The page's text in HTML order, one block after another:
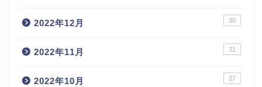
2022年12月 30
2022年11月 31
2022年10月 27